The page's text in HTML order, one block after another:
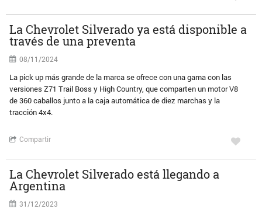
La Chevrolet Silverado ya está disponible a
través de una preventa
08/11/2024
La pick up más grande de la marca se ofrece con una gama con las
versiones Z71 Trail Boss y High Country, que comparten un motor V8
de 360 caballos junto a la caja automática de diez marchas y la
tracción 4x4.
Compartir
La Chevrolet Silverado está llegando a
Argentina
31/12/2023